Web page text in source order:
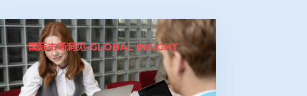
国际市场洞见-GLOBAL INSIGHT